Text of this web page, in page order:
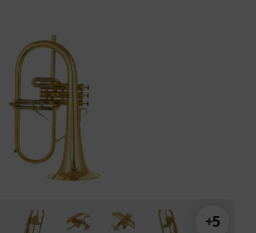
+5